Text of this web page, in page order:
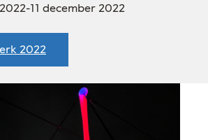
11 december 2022
2022